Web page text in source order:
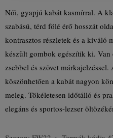
Női, gyapjú kabát kasmírral. A
szabású, térd fölé érő hosszát
kontrasztos részletek és a kiváló
készült gombok egészítik ki.
zsebbel és szövet márkajelzéssel.
köszönhetően a kabát nagyon
meleg. Tökéletesen időtálló és
elegáns és sportos-lezser